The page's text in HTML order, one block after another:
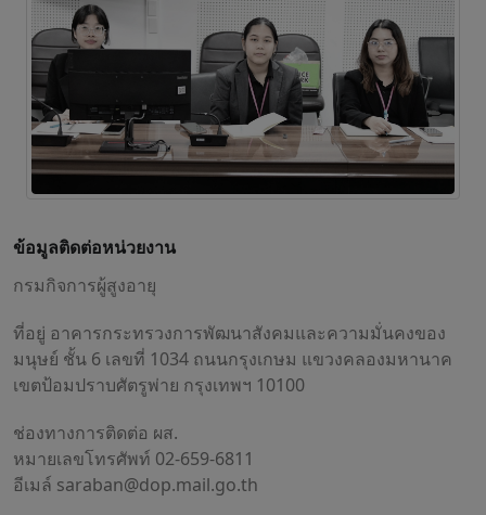
ข้อมูลติดต่อหน่วยงาน
กรมกิจการผู้สูงอายุ
ที่อยู่ อาคารกระทรวงการพัฒนาสังคมและความมั่นคงของ
มนุษย์ ชั้น 6 เลขที่ 1034 ถนนกรุงเกษม แขวงคลองมหานาค
เขตป้อมปราบศัตรูพ่าย กรุงเทพฯ 10100
ช่องทางการติดต่อ ผส.
หมายเลขโทรศัพท์ 02-659-6811
อีเมล์ saraban@dop.mail.go.th